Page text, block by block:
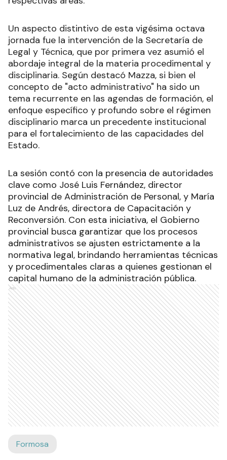
Un aspecto distintivo de esta vigésima octava
jornada fue la intervención de la Secretaría de
Legal y Técnica, que por primera vez asumió el
abordaje integral de la materia procedimental y
disciplinaria. Según destacó Mazza, si bien el
concepto de "acto administrativo" ha sido un
tema recurrente en las agendas de formación, el
enfoque específico y profundo sobre el régimen
disciplinario marca un precedente institucional
para el fortalecimiento de las capacidades del
Estado.
La sesión contó con la presencia de autoridades
clave como José Luis Fernández, director
provincial de Administración de Personal, y María
Luz de Andrés, directora de Capacitación y
Reconversión. Con esta iniciativa, el Gobierno
provincial busca garantizar que los procesos
administrativos se ajusten estrictamente a la
normativa legal, brindando herramientas técnicas
y procedimentales claras a quienes gestionan el
capital humano de la administración pública.
Ads
Formosa